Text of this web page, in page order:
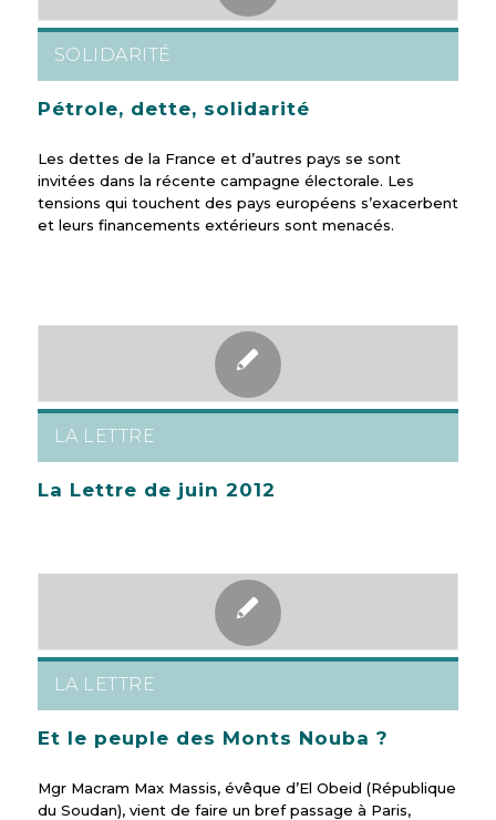
SOLIDARITÉ
Pétrole, dette, solidarité
Les dettes de la France et d’autres pays se sont
invitées dans la récente campagne électorale. Les
tensions qui touchent des pays européens s’exacerbent
et leurs financements extérieurs sont menacés.
LA LETTRE
La Lettre de juin 2012
LA LETTRE
Et le peuple des Monts Nouba ?
Mgr Macram Max Massis, évêque d’El Obeid (République
du Soudan), vient de faire un bref passage à Paris,